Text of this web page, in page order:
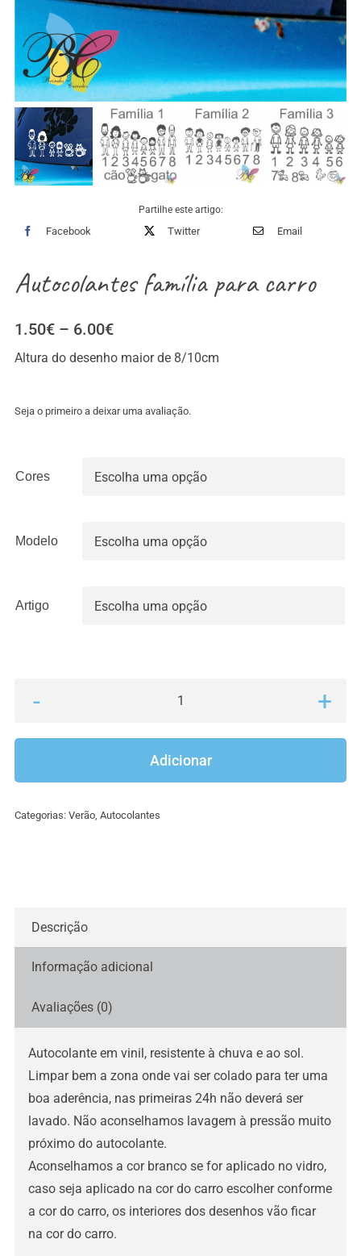
Partilhe este artigo:
Facebook Twitter Email
Autocolantes família para carro
1.50€ – 6.00€Price
range:
1.50€
6.00€
Altura do desenho maior de 8/10cm
Seja o primeiro a deixar uma avaliação.
Cores
Modelo
Artigo
Autocolantes
Adicionar
Categorias: Verão, Autocolantes
Descrição
Informação adicional
Avaliações (0)
Autocolante em vinil, resistente à chuva e ao sol.
Limpar bem a zona onde vai ser colado para ter uma
boa aderência, nas primeiras 24h não deverá ser
lavado. Não aconselhamos lavagem à pressão muito
próximo do autocolante.
Aconselhamos a cor branco se for aplicado no vidro,
caso seja aplicado na cor do carro escolher conforme
a cor do carro, os interiores dos desenhos vão ficar
na cor do carro.